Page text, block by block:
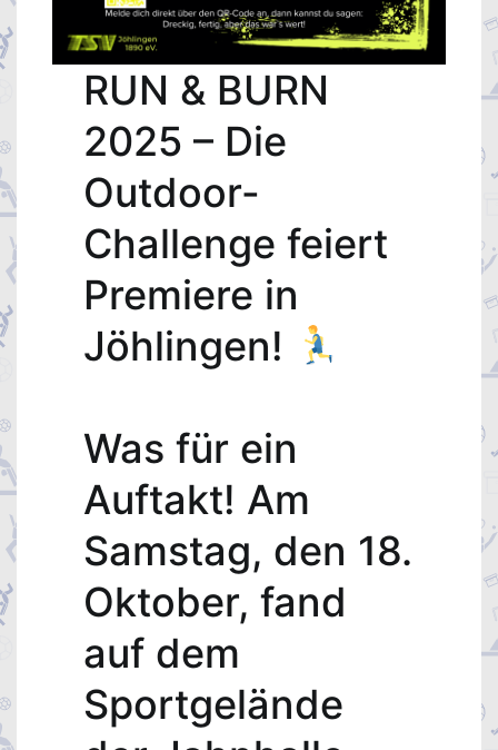
RUN & BURN
2025 – Die
Outdoor-
Challenge feiert
Premiere in
Jöhlingen!
Was für ein
Auftakt! Am
Samstag, den 18.
Oktober, fand
auf dem
Sportgelände